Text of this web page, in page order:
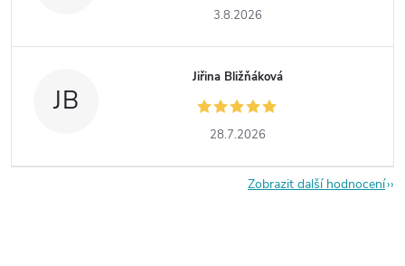
3.8.2026
JB
Jiřina Bližňáková
28.7.2026
Zobrazit další hodnocení